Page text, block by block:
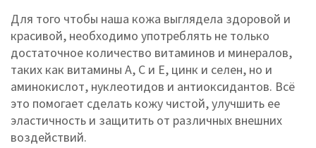
Для того чтобы наша кожа выглядела здоровой и
красивой, необходимо употреблять не только
достаточное количество витаминов и минералов,
таких как витамины A, C и E, цинк и селен, но и
аминокислот, нуклеотидов и антиоксидантов. Всё
это помогает сделать кожу чистой, улучшить ее
эластичность и защитить от различных внешних
воздействий.